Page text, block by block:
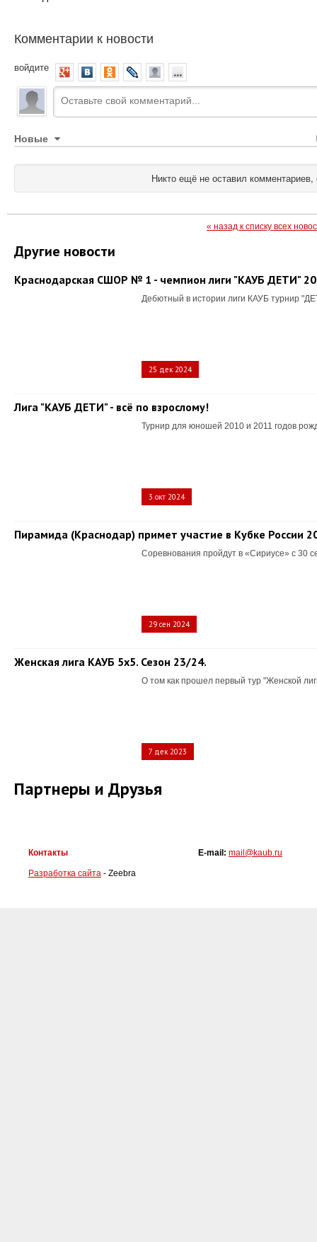
Комментарии к новости
войдите
Новые
Никто ещё не оставил комментариев,
« назад к списку всех
Другие новости
Краснодарская СШОР № 1 - чемпион лиги "КАУБ ДЕТИ"
Дебютный в истории лиги КАУБ турнир
25 дек 2024
Лига "КАУБ ДЕТИ" - всё по взрослому!
Турнир для юношей 2010 и 2011 годов
3 окт 2024
Пирамида (Краснодар) примет участие в Кубке России
Соревнования пройдут в «Сириусе» с 30
29 сен 2024
Женская лига КАУБ 5х5. Сезон 23/24.
О том как прошел первый тур "Женской
7 дек 2023
Партнеры и Друзья
Контакты
Разработка сайта - Zeebra
E-mail: mail@kaub.ru